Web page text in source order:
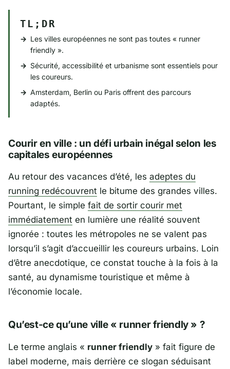
TL;DR
Les villes européennes ne sont pas toutes « runner
friendly ».
Sécurité, accessibilité et urbanisme sont essentiels pour
les coureurs.
Amsterdam, Berlin ou Paris offrent des parcours
adaptés.
Courir en ville : un défi urbain inégal selon les
capitales européennes
Au retour des vacances d’été, les adeptes du
running redécouvrent le bitume des grandes villes.
Pourtant, le simple fait de sortir courir met
immédiatement en lumière une réalité souvent
ignorée : toutes les métropoles ne se valent pas
lorsqu’il s’agit d’accueillir les coureurs urbains. Loin
d’être anecdotique, ce constat touche à la fois à la
santé, au dynamisme touristique et même à
l’économie locale.
Qu’est-ce qu’une ville « runner friendly » ?
Le terme anglais « runner friendly » fait figure de
label moderne, mais derrière ce slogan séduisant